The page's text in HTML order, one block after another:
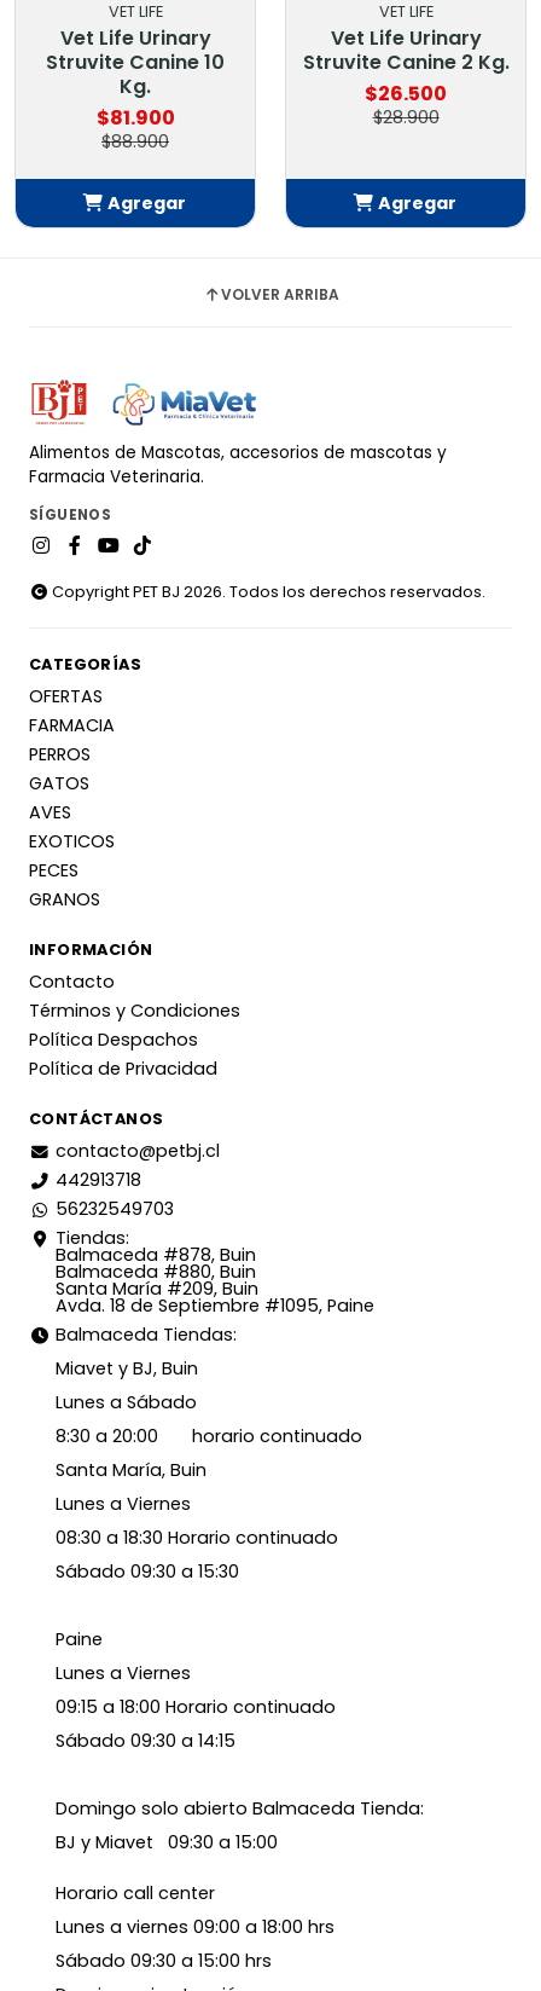
VET LIFE
Vet Life Urinary
Struvite Canine 10
Kg.
$81.900
$88.900
Agregar
VET LIFE
Vet Life Urinary
Struvite Canine 2 Kg.
$26.500
$28.900
Agregar
VOLVER ARRIBA
Alimentos de Mascotas, accesorios de mascotas y
Farmacia Veterinaria.
SÍGUENOS
Copyright PET BJ 2026. Todos los derechos reservados.
CATEGORÍAS
OFERTAS
FARMACIA
PERROS
GATOS
AVES
EXOTICOS
PECES
GRANOS
INFORMACIÓN
Contacto
Términos y Condiciones
Política Despachos
Política de Privacidad
CONTÁCTANOS
contacto@petbj.cl
442913718
56232549703
Tiendas:
Balmaceda #878, Buin
Balmaceda #880, Buin
Santa María #209, Buin
Avda. 18 de Septiembre #1095, Paine
Balmaceda Tiendas:
Miavet y BJ, Buin
Lunes a Sábado
8:30 a 20:00 horario continuado
Santa María, Buin
Lunes a Viernes
08:30 a 18:30 Horario continuado
Sábado 09:30 a 15:30
Paine
Lunes a Viernes
09:15 a 18:00 Horario continuado
Sábado 09:30 a 14:15
Domingo solo abierto Balmaceda Tienda:
BJ y Miavet 09:30 a 15:00
Horario call center
Lunes a viernes 09:00 a 18:00 hrs
Sábado 09:30 a 15:00 hrs